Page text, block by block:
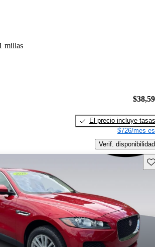
millas
El precio incluye tasas
$726/mes
Verif. disponibilidad